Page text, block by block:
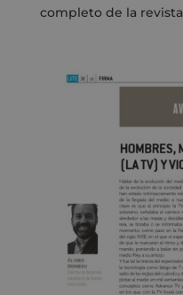
completo de la revista